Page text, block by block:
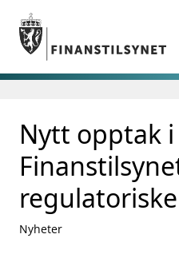
Gå til hovedinnhold
Gå til søkesiden
nettstedet
language
English
Aktuelt
Finanstilsynets registre
Nytt opptak i
Nyheter